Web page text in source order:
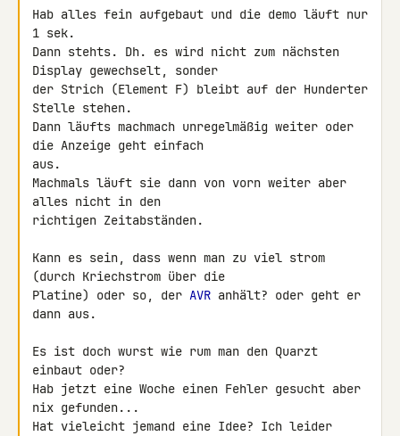
Hab alles fein aufgebaut und die demo läuft nur
1 sek.
Dann stehts. Dh. es wird nicht zum nächsten
Display gewechselt, sonder
der Strich (Element F) bleibt auf der Hunderter
Stelle stehen.
Dann läufts machmach unregelmäßig weiter oder
die Anzeige geht einfach
aus.
Machmals läuft sie dann von vorn weiter aber
alles nicht in den
richtigen Zeitabständen.
Kann es sein, dass wenn man zu viel strom
(durch Kriechstrom über die
Platine) oder so, der AVR anhält? oder geht er
dann aus.
Es ist doch wurst wie rum man den Quarzt
einbaut oder?
Hab jetzt eine Woche einen Fehler gesucht aber
nix gefunden...
Hat vieleicht jemand eine Idee? Ich leider